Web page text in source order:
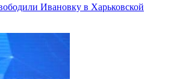
Ивановку в Харьковской